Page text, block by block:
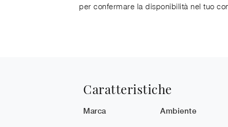
per confermare la disponibilità nel tuo
Caratteristiche
Marca Ambiente